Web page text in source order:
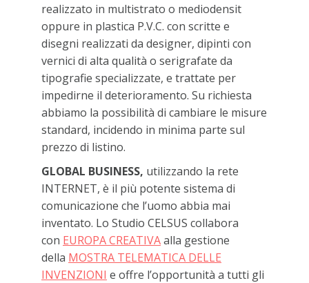
realizzato in multistrato o mediodensit
oppure in plastica P.V.C. con scritte e
disegni realizzati da designer, dipinti con
vernici di alta qualità o serigrafate da
tipografie specializzate, e trattate per
impedirne il deterioramento. Su richiesta
abbiamo la possibilità di cambiare le misure
standard, incidendo in minima parte sul
prezzo di listino.
GLOBAL BUSINESS, utilizzando la rete
INTERNET, è il più potente sistema di
comunicazione che l’uomo abbia mai
inventato. Lo Studio CELSUS collabora
con EUROPA CREATIVAalla gestione
della MOSTRA TELEMATICA DELLE
INVENZIONI e offre l’opportunità a tutti gli